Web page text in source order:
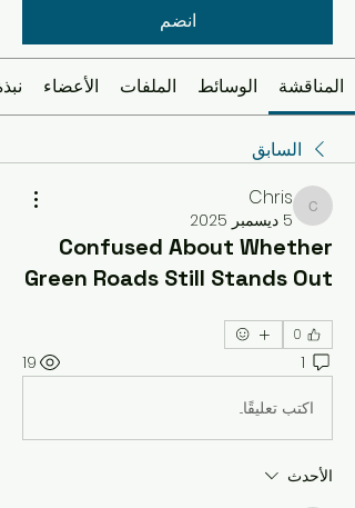
انضم
المناقشة الوسائط الملفات الأعضاء
السابق
Chris
Chris
5 ديسمبر 2025
Confused About Whether
Green Roads Still Stands Out
0
1
19
اكتب تعليقًا...
الأحدث